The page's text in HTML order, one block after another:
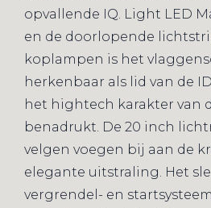
opvallende IQ. Light LED
en de doorlopende
koplampen is het
herkenbaar als lid van de
het hightech karakter van
benadrukt. De 20 inch
velgen voegen bij aan de
elegante uitstraling. Het
vergrendel- en startsysteem